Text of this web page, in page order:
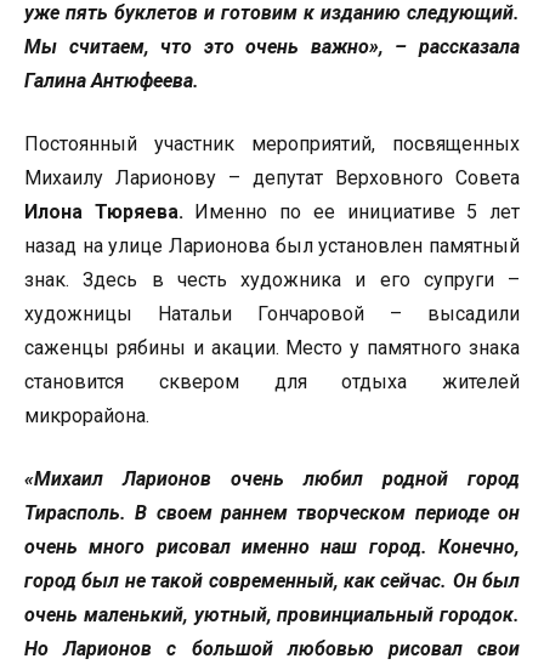
уже пять буклетов и готовим к изданию следующий.
Мы считаем, что это очень важно», – рассказала
Галина Антюфеева.
Постоянный участник мероприятий, посвященных
Михаилу Ларионову – депутат Верховного Совета
Илона Тюряева.Именно по ее инициативе 5 лет
назад на улице Ларионова был установлен памятный
знак. Здесь в честь художника и его супруги –
художницы Натальи Гончаровой – высадили
саженцы рябины и акации. Место у памятного знака
становится сквером для отдыха жителей
микрорайона.
«Михаил Ларионов очень любил родной город
Тирасполь. В своем раннем творческом периоде он
очень много рисовал именно наш город. Конечно,
город был не такой современный, как сейчас. Он был
очень маленький, уютный, провинциальный городок.
Но Ларионов с большой любовью рисовал свои